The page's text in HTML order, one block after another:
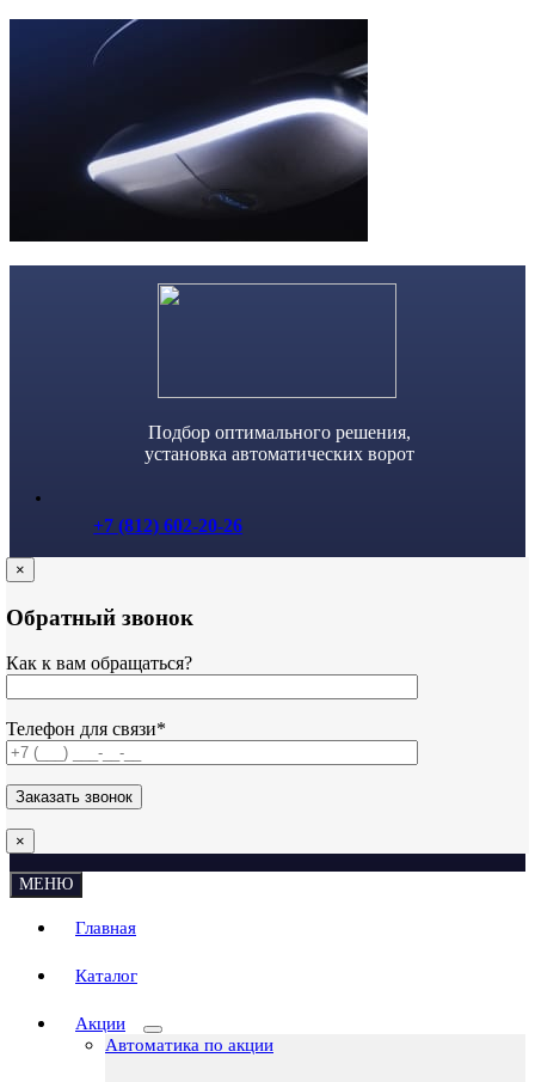
Подбор оптимального решения,
установка автоматических ворот
+7 (812) 602-20-26
×
Обратный звонок
Как к вам обращаться?
Телефон для связи*
×
МЕНЮ
Главная
Каталог
Акции
Автоматика по акции